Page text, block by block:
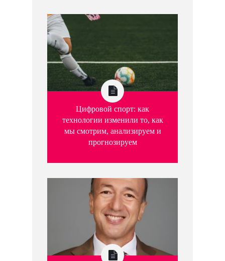
Цифровой спорт: как
технологии изменили то, как
мы смотрим, анализируем и
прогнозируем